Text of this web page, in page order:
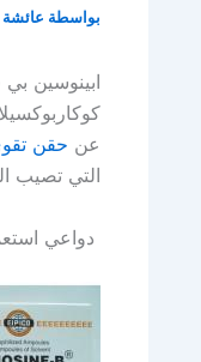
بواسطة
ابينوسين
كوكاربوكسيلاز،
عن حقن
التي تصيب
دواعي